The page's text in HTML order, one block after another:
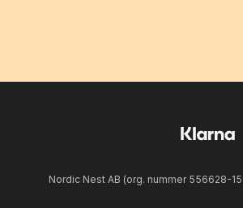
Nordic Nest AB (org. nummer 556628-